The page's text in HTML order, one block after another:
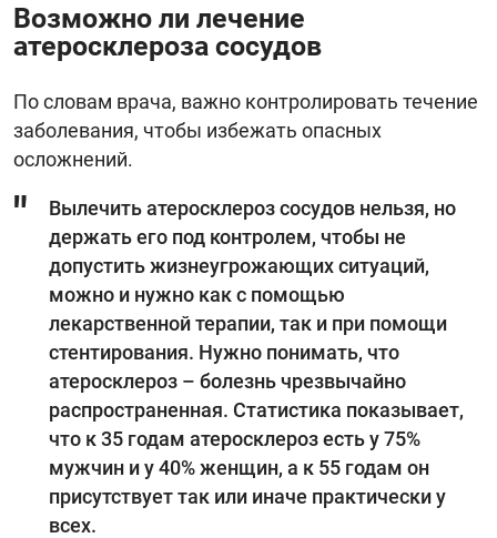
Возможно ли лечение
атеросклероза сосудов
По словам врача, важно контролировать течение
заболевания, чтобы избежать опасных
осложнений.
Вылечить атеросклероз сосудов нельзя, но
держать его под контролем, чтобы не
допустить жизнеугрожающих ситуаций,
можно и нужно как с помощью
лекарственной терапии, так и при помощи
стентирования. Нужно понимать, что
атеросклероз – болезнь чрезвычайно
распространенная. Статистика показывает,
что к 35 годам атеросклероз есть у 75%
мужчин и у 40% женщин, а к 55 годам он
присутствует так или иначе практически у
всех.